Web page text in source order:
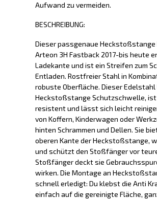
Aufwand zu vermeiden.
BESCHREIBUNG:
Dieser passgenaue
Arteon 3H Fastback 2017-bis heute
Ladekante und ist ein Streifen zum
Entladen. Rostfreier Stahl in
robuste Oberfläche. Dieser
Heckstoßstange Schutzschwelle,
resistent und lässt sich leicht
von Koffern, Kinderwagen oder
hinten Schrammen und Dellen. Sie
oberen Kante der Heckstoßstange,
und schützt den Stoßfänger vor
Stoßfänger deckt sie
wirken. Die Montage an
schnell erledigt: Du klebst die Anti
einfach auf die gereinigte Fläche,